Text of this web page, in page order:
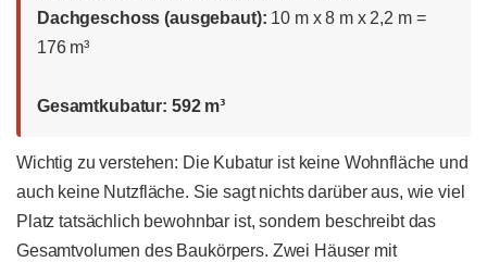
Dachgeschoss (ausgebaut): 10 m x 8 m x 2,2 m =
176 m³
Gesamtkubatur: 592 m³
Wichtig zu verstehen: Die Kubatur ist keine Wohnfläche und
auch keine Nutzfläche. Sie sagt nichts darüber aus, wie viel
Platz tatsächlich bewohnbar ist, sondern beschreibt das
Gesamtvolumen des Baukörpers. Zwei Häuser mit